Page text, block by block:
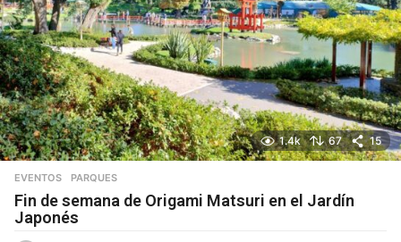
1.4k 67 15
EVENTOS ,PARQUES
Fin de semana de Origami Matsuri en el Jardín
Japonés